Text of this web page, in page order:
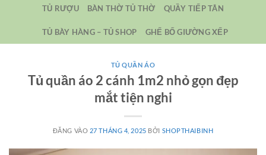
TỦ RƯỢU BÀN THỜ TỦ THỜ QUẦY TIẾP TÂN
TỦ BÀY HÀNG – TỦ SHOP GHẾ BỐ GIƯỜNG XẾP
TỦ QUẦN ÁO
Tủ quần áo 2 cánh 1m2 nhỏ gọn đẹp
mắt tiện nghi
ĐĂNG VÀO 27 THÁNG 4, 2025 BỞI SHOPTHAIBINH